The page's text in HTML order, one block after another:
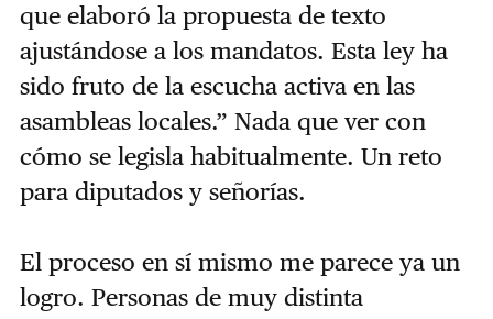
que elaboró la propuesta de texto
ajustándose a los mandatos. Esta ley ha
sido fruto de la escucha activa en las
asambleas locales.” Nada que ver con
cómo se legisla habitualmente. Un reto
para diputados y señorías.
El proceso en sí mismo me parece ya un
logro. Personas de muy distinta